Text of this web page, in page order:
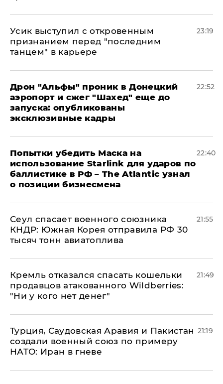
Усик выступил с откровенным
признанием перед "последним
танцем" в карьере
23:19
Дрон "Альфы" проник в Донецкий
аэропорт и сжег "Шахед" еще до
запуска: опубликованы
эксклюзивные кадры
22:52
Попытки убедить Маска на
использование Starlink для ударов по
баллистике в РФ – The Atlantic узнал
о позиции бизнесмена
22:40
​Сеул спасает военного союзника
КНДР: Южная Корея отправила РФ 30
тысяч тонн авиатоплива
21:55
Кремль отказался спасать кошельки
продавцов атакованного Wildberries:
"Ни у кого нет денег"
21:49
Турция, Саудовская Аравия и Пакистан
создали военный союз по примеру
НАТО: Иран в гневе
21:19